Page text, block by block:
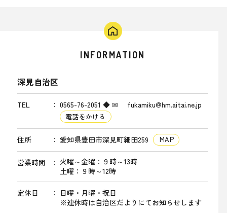
INFORMATION
深見自治区
TEL 0565-76-2051 ◆ ✉ fukamiku@hm.aitai.ne.jp
電話をかける
住所 愛知県豊田市深見町細田259 MAP
営業時間
火曜～金曜：９時～13時
土曜：９時～12時
定休日
日曜・月曜・祝日
※連休時は自治区だよりにてお知らせします